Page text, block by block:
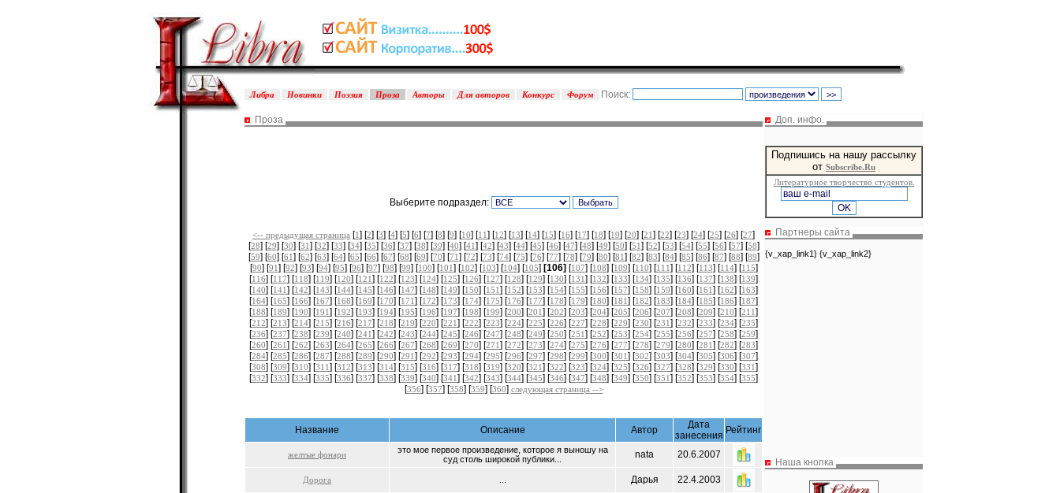
Поиск:
Либра Новинки Поэзия Проза Авторы Для авторов Конкурс Форум
Проза
Выберите подраздел:
<-- предыдущая страница [1] [2] [3] [4] [5] [6] [7] [8] [9] [10] [11] [12] [13] [14] [15] [16] [17] [18] [19] [20] [21] [22] [23] [24] [25] [26] [27]
[28] [29] [30] [31] [32] [33] [34] [35] [36] [37] [38] [39] [40] [41] [42] [43] [44] [45] [46] [47] [48] [49] [50] [51] [52] [53] [54] [55] [56] [57] [58]
[59] [60] [61] [62] [63] [64] [65] [66] [67] [68] [69] [70] [71] [72] [73] [74] [75] [76] [77] [78] [79] [80] [81] [82] [83] [84] [85] [86] [87] [88] [89]
[90] [91] [92] [93] [94] [95] [96] [97] [98] [99] [100] [101] [102] [103] [104] [105] [106] [107] [108] [109] [110] [111] [112] [113] [114] [115]
[116] [117] [118] [119] [120] [121] [122] [123] [124] [125] [126] [127] [128] [129] [130] [131] [132] [133] [134] [135] [136] [137] [138] [139]
[140] [141] [142] [143] [144] [145] [146] [147] [148] [149] [150] [151] [152] [153] [154] [155] [156] [157] [158] [159] [160] [161] [162] [163]
[164] [165] [166] [167] [168] [169] [170] [171] [172] [173] [174] [175] [176] [177] [178] [179] [180] [181] [182] [183] [184] [185] [186] [187]
[188] [189] [190] [191] [192] [193] [194] [195] [196] [197] [198] [199] [200] [201] [202] [203] [204] [205] [206] [207] [208] [209] [210] [211]
[212] [213] [214] [215] [216] [217] [218] [219] [220] [221] [222] [223] [224] [225] [226] [227] [228] [229] [230] [231] [232] [233] [234] [235]
[236] [237] [238] [239] [240] [241] [242] [243] [244] [245] [246] [247] [248] [249] [250] [251] [252] [253] [254] [255] [256] [257] [258] [259]
[260] [261] [262] [263] [264] [265] [266] [267] [268] [269] [270] [271] [272] [273] [274] [275] [276] [277] [278] [279] [280] [281] [282] [283]
[284] [285] [286] [287] [288] [289] [290] [291] [292] [293] [294] [295] [296] [297] [298] [299] [300] [301] [302] [303] [304] [305] [306] [307]
[308] [309] [310] [311] [312] [313] [314] [315] [316] [317] [318] [319] [320] [321] [322] [323] [324] [325] [326] [327] [328] [329] [330] [331]
[332] [333] [334] [335] [336] [337] [338] [339] [340] [341] [342] [343] [344] [345] [346] [347] [348] [349] [350] [351] [352] [353] [354] [355]
[356] [357] [358] [359] [360] следующая страница -->
Название Описание Автор
Дата
занесения Рейтинг
желтые фонари
это мое первое произведение, которое я выношу на
суд столь широкой публики...
nata 20.6.2007
Дорога Дарья 22.4.2003
Доп. инфо.
Подпишись на нашу рассылку
от Subscribe.Ru
Литературное творчество студентов.
Партнеры сайта
{v_xap_link1} {v_xap_link2}
Наша кнопка